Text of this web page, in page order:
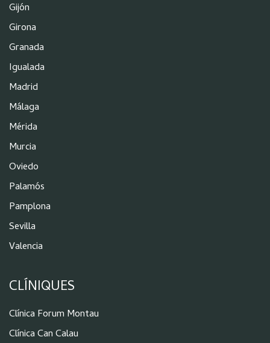
Gijón
Girona
Granada
Igualada
Madrid
Málaga
Mérida
Murcia
Oviedo
Palamós
Pamplona
Sevilla
Valencia
CLÍNIQUES
Clínica Forum Montau
Clínica Can Calau